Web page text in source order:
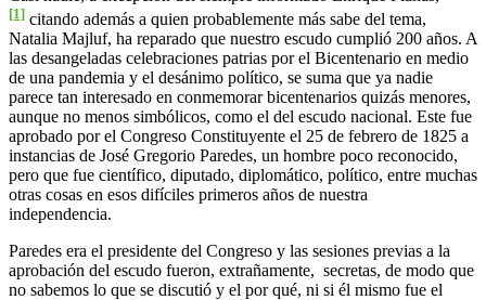
[1] citando además a quien probablemente más sabe del tema,
Natalia Majluf, ha reparado que nuestro escudo cumplió 200 años. A
las desangeladas celebraciones patrias por el Bicentenario en medio
de una pandemia y el desánimo político, se suma que ya nadie
parece tan interesado en conmemorar bicentenarios quizás menores,
aunque no menos simbólicos, como el del escudo nacional. Este fue
aprobado por el Congreso Constituyente el 25 de febrero de 1825 a
instancias de José Gregorio Paredes, un hombre poco reconocido,
pero que fue científico, diputado, diplomático, político, entre muchas
otras cosas en esos difíciles primeros años de nuestra
independencia.
Paredes era el presidente del Congreso y las sesiones previas a la
aprobación del escudo fueron, extrañamente, secretas, de modo que
no sabemos lo que se discutió y el por qué, ni si él mismo fue el